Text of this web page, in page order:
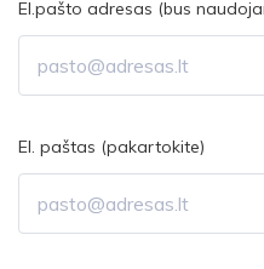
El.pašto adresas (bus
El. paštas (pakartokite)